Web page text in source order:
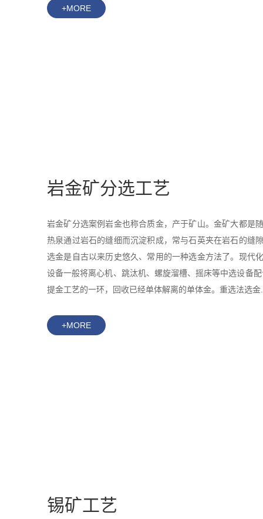
+MORE
岩金矿分选工艺
岩金矿分选案例岩金也称合质金，产于矿山。金矿大都是
热泉通过岩石的缝细而沉淀积成，常与石英夹在岩石的缝
选金是自古以来历史悠久、常用的一种选金方法了。现代
设备一般将离心机、跳汰机、螺旋溜槽、摇床等中选设备
提金工艺的一环，回收已经单体解离的单体金。重选法选金
+MORE
锡矿工艺